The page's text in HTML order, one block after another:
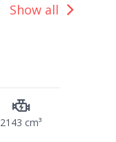
Show all
2143 cm³